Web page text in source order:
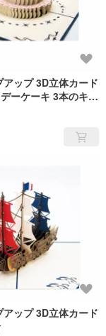
アップ 3D立体カード
ーケーキ 3本のキャ
アップ 3D立体カード